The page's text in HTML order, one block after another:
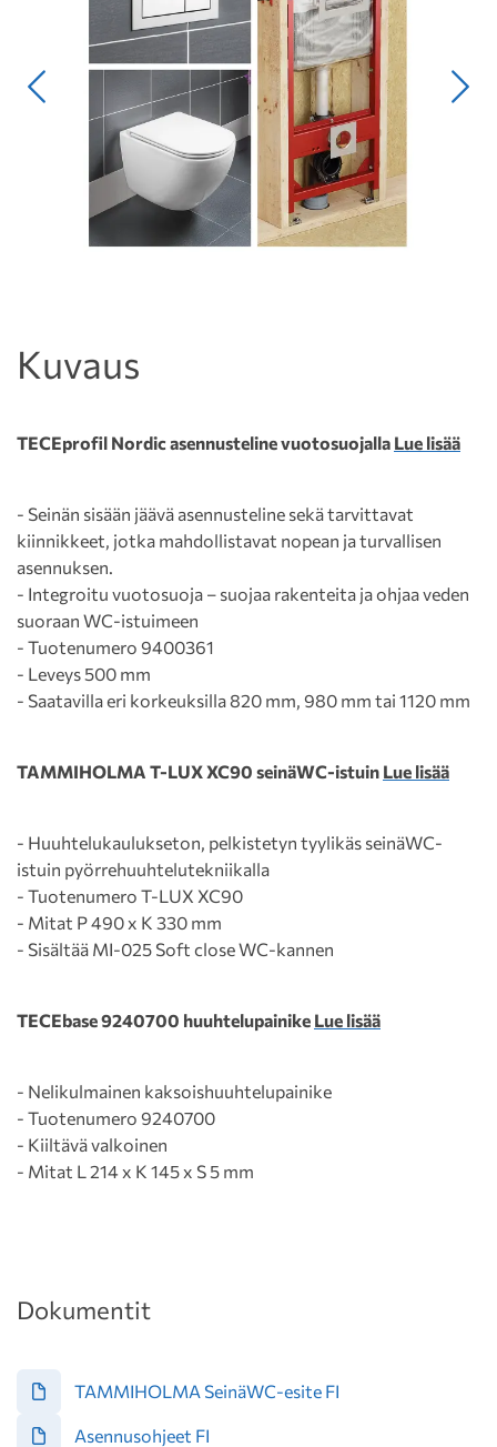
Edellinen
Kuvaus
TECEprofil Nordic asennusteline vuotosuojalla Lue lisää
- Seinän sisään jäävä asennusteline sekä tarvittavat
kiinnikkeet, jotka mahdollistavat nopean ja turvallisen
asennuksen.
- Integroitu vuotosuoja – suojaa rakenteita ja ohjaa veden
suoraan WC-istuimeen
- Tuotenumero 9400361
- Leveys 500 mm
- Saatavilla eri korkeuksilla 820 mm, 980 mm tai 1120 mm
TAMMIHOLMA T-LUX XC90 seinäWC-istuin Lue lisää
- Huuhtelukaulukseton, pelkistetyn tyylikäs seinäWC-
istuin pyörrehuuhtelutekniikalla
- Tuotenumero T-LUX XC90
- Mitat P 490 x K 330 mm
- Sisältää MI-025 Soft close WC-kannen
TECEbase 9240700 huuhtelupainike Lue lisää
- Nelikulmainen kaksoishuuhtelupainike
- Tuotenumero 9240700
- Kiiltävä valkoinen
- Mitat L 214 x K 145 x S 5 mm
Dokumentit
TAMMIHOLMA SeinäWC-esite FI
Asennusohjeet FI